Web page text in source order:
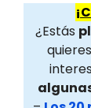
¿Estás